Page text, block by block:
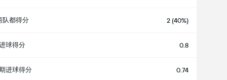
队都得分 2 (40%)
球得分 0.8
进球得分 0.74